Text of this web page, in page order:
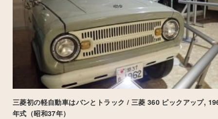
三菱初の軽自動車はバンとトラック / 三菱 360 ピックアップ,
年式（昭和37年）